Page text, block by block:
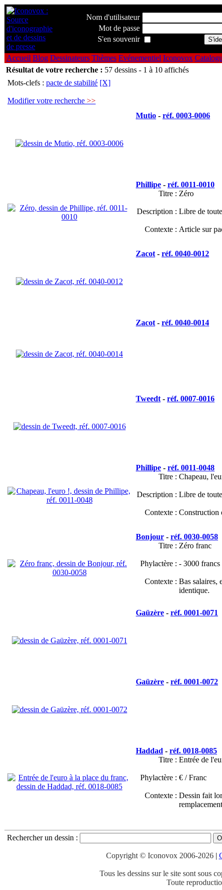
Nom d'utilisateur
Mot de passe
S'en souvenir
Accueil Blog Dessinateurs Thèmes Evénementiel Iconovox
Résultat de votre recherche : 57 dessins - 1 à 10 affichés
Mots-clefs : pacte de stabilité [X]
Modifier votre recherche >>
Mutio - réf. 0003-0006
Phillipe - réf. 0011-0010
Titre : Zéro
Description : Libre de
Contexte : Article sur
Zacot - réf. 0040-0012
Zacot - réf. 0040-0014
Tweedt - réf. 0007-0016
Phillipe - réf. 0011-0048
Titre : Chapeau,
Description : Libre de
Contexte : Construction
Bonjour - réf. 0030-0058
Titre : Zéro franc
Phylactère : - 3000 francs
Contexte : Bas salaires,
identique.
Gaüzère - réf. 0001-0071
Gaüzère - réf. 0001-0072
Haddad - réf. 0018-0085
Titre : Entrée de
Phylactère : € / Franc
Contexte : Dessin fait
Rechercher un dessin :
Copyright © Iconovox 2006-2026|
Tous les dessins sur le site sont sous
Toute